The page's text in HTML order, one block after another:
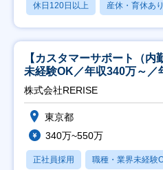
休日120日以上 産休・育休あり
【カスタマーサポート（
未経験OK／年収340万～／
株式会社RERISE
東京都
340万~550万
正社員採用 職種・業界未経験